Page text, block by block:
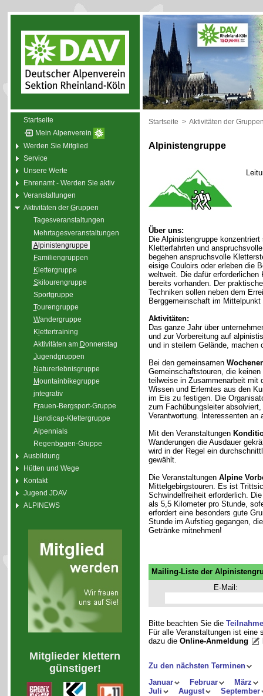
Startseite
Mein Alpenverein
Werden Sie Mitglied
Service
Unsere Werte
Ehrenamt - Werden Sie aktiv
Veranstaltungen
Aktivitäten der Gruppen
Tagesveranstaltungen
Mehrtagesveranstaltungen
Alpinistengruppe
Familiengruppen
Klettergruppe
Skitourengruppe
Sportgruppe
Tourengruppe
Wandergruppe
Kl ettertraining
Aktivitäten am Donnerstag
Jugendgruppen
Naturerlebnisgruppe
Mountainbikegruppe
integrativ
Frauen-Bergsport-Gruppe
Handicap-Klettergruppe
Alpennials
Regenbogen-Gruppe
Ausbildung
Hütten und Wege
Kontakt
Jugend JDAV
ALPINEWS
Mitglieder klettern
günstiger!
Startseite > Aktivitäten der
Alpinistengruppe
Über uns:
Die Alpinistengruppe
Kletterfahrten und
begehen anspruchsvolle
eisige Couloirs oder erleben die
weltweit. Die dafür erforderlichen
bereits vorhanden. Der
Techniken sollen neben dem
Berggemeinschaft im Mittelpunkt
Aktivitäten:
Das ganze Jahr über
und zur Vorbereitung auf
und in steilem Gelände, machen
Bei den gemeinsamen
Gemeinschaftstouren, die keinen
teilweise in Zusammenarbeit mit
Wissen und Erlerntes aus den
im Eis zu festigen. Die
zum Fachübungsleiter
Verantwortung. Interessenten an
Mit den Veranstaltungen
Wanderungen die Ausdauer
wird in der Regel ein
gewählt.
Die Veranstaltungen Alpine
Mittelgebirgstouren. Es ist
Schwindelfreiheit erforderlich.
als 5,5 Kilometer pro Stunde,
erfordert eine besonders gute
Stunde im Aufstieg gegangen,
Getränke mitnehmen!
Mailing-Liste der
E-Mail:
Bitte beachten Sie die
Für alle Veranstaltungen ist
dazu die Online-Anmeldung
Zu den nächsten Terminen
Januar
Februar
März
Juli
August September